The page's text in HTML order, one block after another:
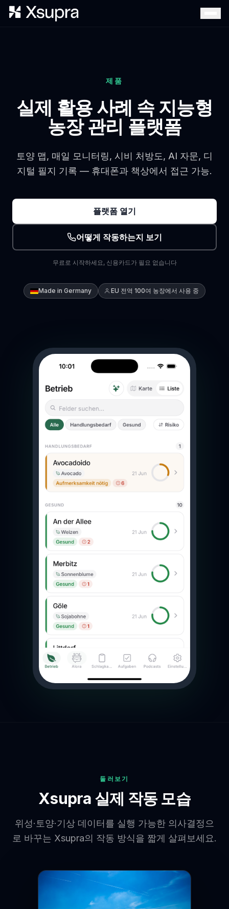
제품
실제 활용 사례 속 지능형
농장 관리 플랫폼
토양 맵, 매일 모니터링, 시비 처방도, AI 자문, 디
지털 필지 기록 — 휴대폰과 책상에서 접근 가능.
플랫폼 열기
어떻게 작동하는지 보기
무료로 시작하세요, 신용카드가 필요 없습니다
Made in Germany EU 전역 100여 농장에서 사용 중
둘러보기
Xsupra 실제 작동 모습
위성·토양·기상 데이터를 실행 가능한 의사결정으
로 바꾸는 Xsupra의 작동 방식을 짧게 살펴보세요.